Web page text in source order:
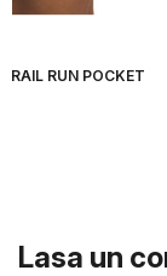
RUN POCKET
Lasa un